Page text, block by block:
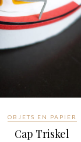
OBJETS EN PAPIER
Cap Triskel